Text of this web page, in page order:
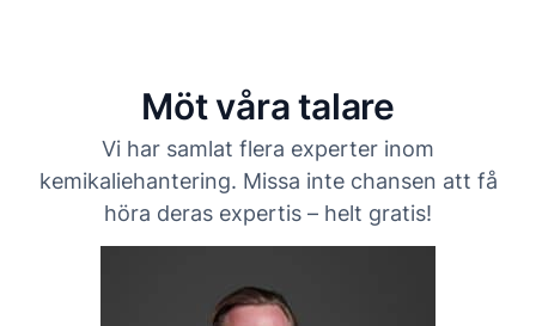
Möt våra talare
Vi har samlat flera experter inom
kemikaliehantering. Missa inte chansen att få
höra deras expertis – helt gratis!